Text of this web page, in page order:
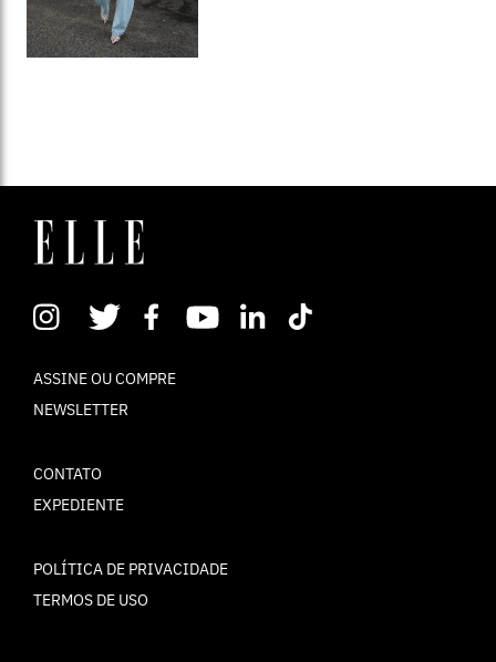
ASSINE OU COMPRE
NEWSLETTER
CONTATO
EXPEDIENTE
POLÍTICA DE PRIVACIDADE
TERMOS DE USO